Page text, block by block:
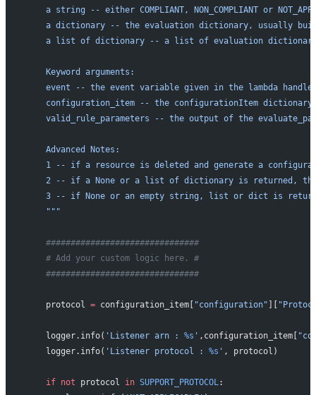
a string -- either COMPLIANT, NON_COMPLIANT or
a dictionary -- the evaluation dictionary, usually
a list of dictionary -- a list of evaluation
    Keyword arguments:
event -- the event variable given in the lambda
configuration_item -- the configurationItem
valid_rule_parameters -- the output of the
    Advanced Notes:
1 -- if a resource is deleted and generate a
2 -- if a None or a list of dictionary is returned,
3 -- if None or an empty string, list or dict is
    """
    ###############################
    # Add your custom logic here. #
    ###############################
    protocol
= configuration_item[ "configuration"
    logger.info(
'Listener arn : %s ' ,configuration_item[
    logger.info(
'Listener protocol : %s ' , protocol)
    if
not protocol in SUPPORT_PROTOCOL: